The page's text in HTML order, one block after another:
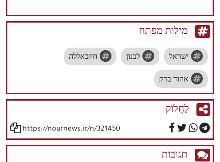
מילות מפתח
ישראל לבנון חיזבאללה
אהוד ברק
לַחֲלוֹק
https://nournews.ir/n/321450
תגובות